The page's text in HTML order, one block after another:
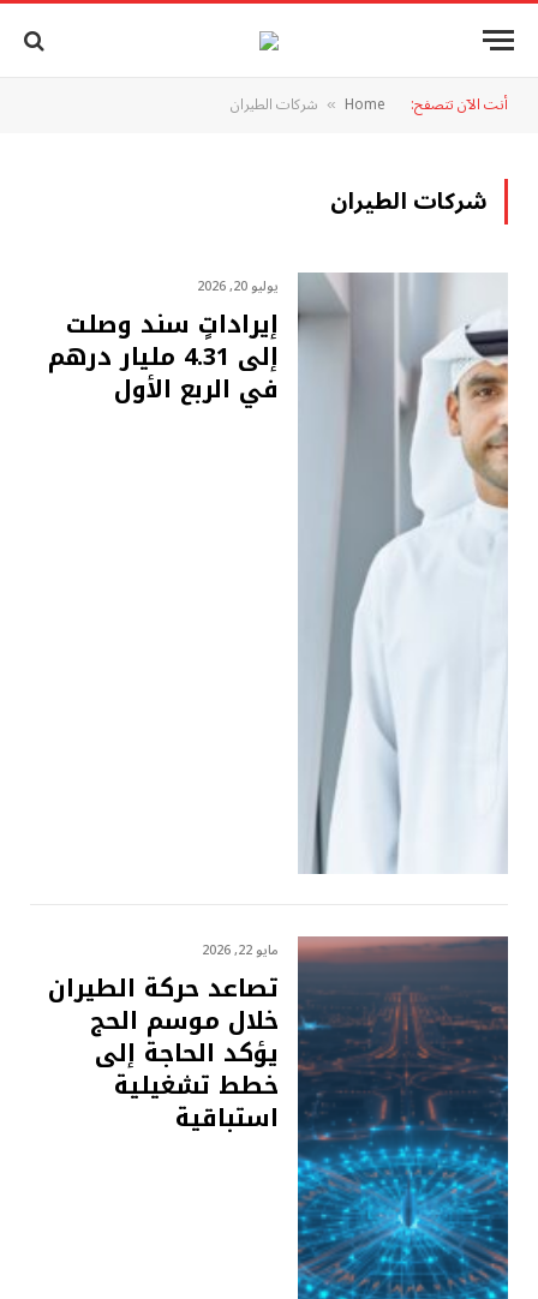
أنت الآن تتصفح: Home
» شركات الطيران
شركات الطيران
يوليو 20, 2026
إيراداتٍ سند وصلت
إلى 4.31 مليار درهم
في الربع الأول
مايو 22, 2026
تصاعد حركة الطيران
خلال موسم الحج
يؤكد الحاجة إلى
خطط تشغيلية
استباقية